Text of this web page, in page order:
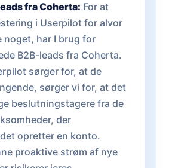
fra Coherta: For at
i Userpilot for alvor
noget, har I brug for
B2B-leads fra Coherta.
sørger for, at de
sørger vi for, at det
beslutningstagere fra de
der
opretter en konto.
proaktive strøm af nye